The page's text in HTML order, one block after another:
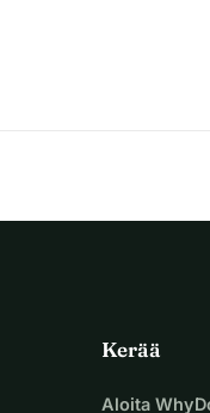
Kerää
Aloita